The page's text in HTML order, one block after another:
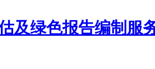
及绿色报告编制服